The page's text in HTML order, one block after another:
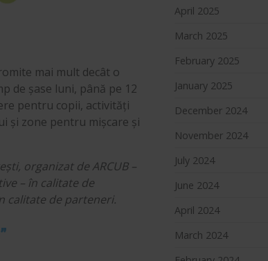
mai mult decât o
de șase luni, până pe 12
pentru copii, activități
și zone pentru mișcare și
organizat de ARCUB –
– în calitate de
calitate de parteneri.
April 2025
March 2025
February 2025
January 2025
December 2024
November 2024
July 2024
June 2024
April 2024
March 2024